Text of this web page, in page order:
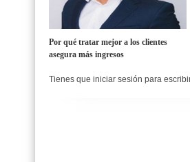
Por qué tratar mejor a los clientes
asegura más ingresos
Tienes que iniciar sesión para